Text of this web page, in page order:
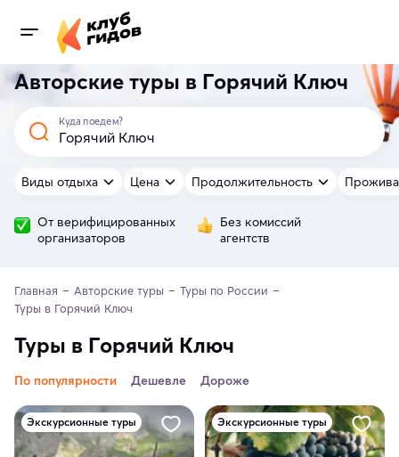
Авторские туры в Горячий Ключ
Куда поедем?
Виды отдыха Цена Продолжительность
От верифицированных
организаторов
Без комиссий
агентств
Главная Авторские туры
Туры по России
Туры в Горячий Ключ
Туры в Горячий Ключ
По популярности Дешевле Дороже
Экскурсионные туры Экскурсионные туры